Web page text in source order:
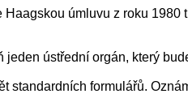
úmluvu z roku
jeden ústřední orgán, který
standardních formulářů.